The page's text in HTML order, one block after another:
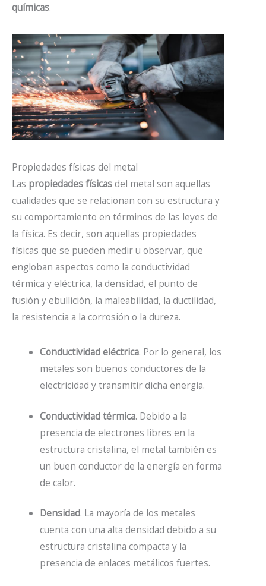
químicas.
Propiedades físicas del metal
Las propiedades físicasdel metal son aquellas
cualidades que se relacionan con su estructura y
su comportamiento en términos de las leyes de
la física. Es decir, son aquellas propiedades
físicas que se pueden medir u observar, que
engloban aspectos como la conductividad
térmica y eléctrica, la densidad, el punto de
fusión y ebullición, la maleabilidad, la ductilidad,
la resistencia a la corrosión o la dureza.
Conductividad eléctrica. Por lo general, los
metales son buenos conductores de la
electricidad y transmitir dicha energía.
Conductividad térmica. Debido a la
presencia de electrones libres en la
estructura cristalina, el metal también es
un buen conductor de la energía en forma
de calor.
Densidad. La mayoría de los metales
cuenta con una alta densidad debido a su
estructura cristalina compacta y la
presencia de enlaces metálicos fuertes.